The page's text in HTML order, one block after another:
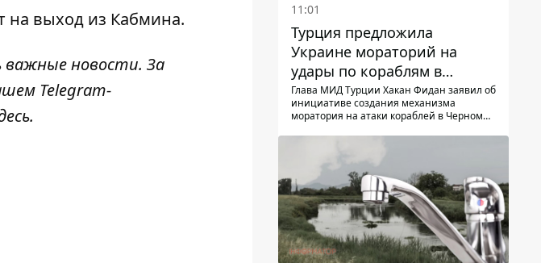
на выход из Кабмина.
новости. За
Telegram-
.
11:01
Турция предложила
Украине мораторий на
удары по кораблям в
Черном море
Глава МИД Турции Хакан Фидан заявил об
инициативе создания механизма
моратория на атаки кораблей в Черном